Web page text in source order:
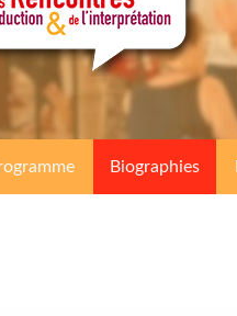
Biographies